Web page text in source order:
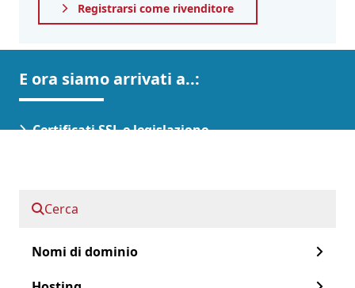
Nomi di dominio
Cerca
Registrarsi come rivenditore
E ora siamo arrivati a..:
Certificati SSL e legislazione
Certificato SSL e legislazione
Sono pochi i siti web che non inviano dati
le transazioni bancarie comportano la